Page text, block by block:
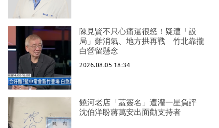
陳見賢不只心痛還很怒！疑遭「設
局」難消氣、地方拱再戰 竹北靠攏
白營留懸念
2026.08.05 18:34
饒河老店「蓋簽名」遭灌一星負評
沈伯洋盼蔣萬安出面勸支持者